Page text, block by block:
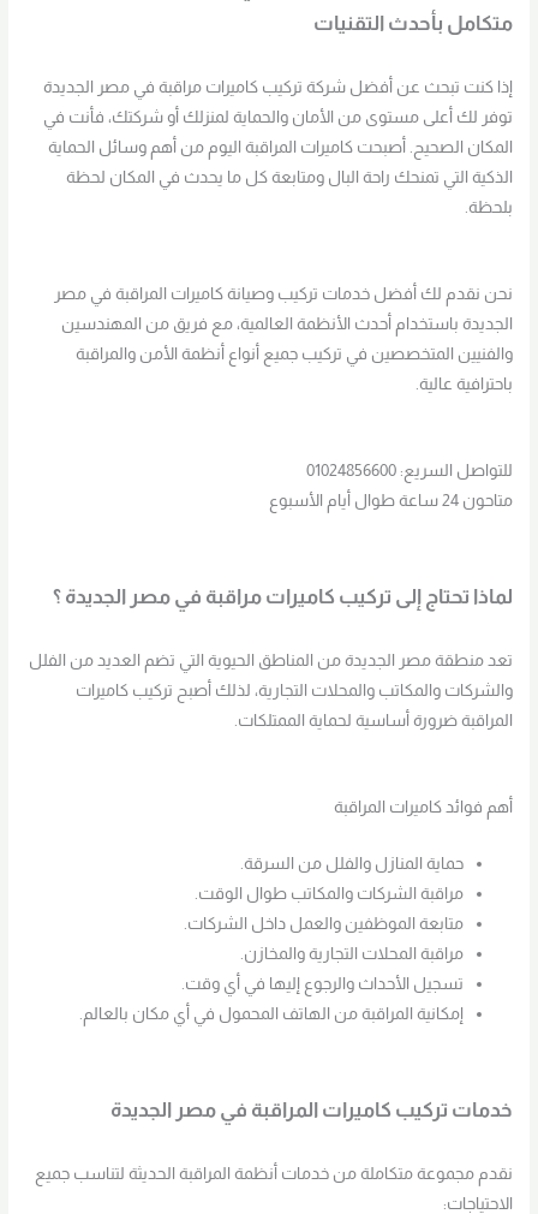
متكامل بأحدث التقنيات
إذا كنت تبحث عن أفضل شركة تركيب كاميرات مراقبة في مصر الجديدة
توفر لك أعلى مستوى من الأمان والحماية لمنزلك أو شركتك، فأنت في
المكان الصحيح. أصبحت كاميرات المراقبة اليوم من أهم وسائل الحماية
الذكية التي تمنحك راحة البال ومتابعة كل ما يحدث في المكان لحظة
بلحظة.
نحن نقدم لك أفضل خدمات تركيب وصيانة كاميرات المراقبة في مصر
الجديدة باستخدام أحدث الأنظمة العالمية، مع فريق من المهندسين
والفنيين المتخصصين في تركيب جميع أنواع أنظمة الأمن والمراقبة
باحترافية عالية.
للتواصل السريع: 01024856600
متاحون 24 ساعة طوال أيام الأسبوع
لماذا تحتاج إلى تركيب كاميرات مراقبة في مصر الجديدة ؟
تعد منطقة مصر الجديدة من المناطق الحيوية التي تضم العديد من الفلل
والشركات والمكاتب والمحلات التجارية، لذلك أصبح تركيب كاميرات
المراقبة ضرورة أساسية لحماية الممتلكات.
أهم فوائد كاميرات المراقبة
حماية المنازل والفلل من السرقة.
مراقبة الشركات والمكاتب طوال الوقت.
متابعة الموظفين والعمل داخل الشركات.
مراقبة المحلات التجارية والمخازن.
تسجيل الأحداث والرجوع إليها في أي وقت.
إمكانية المراقبة من الهاتف المحمول في أي مكان بالعالم.
خدمات تركيب كاميرات المراقبة في مصر الجديدة
نقدم مجموعة متكاملة من خدمات أنظمة المراقبة الحديثة لتناسب جميع
الاحتياجات: